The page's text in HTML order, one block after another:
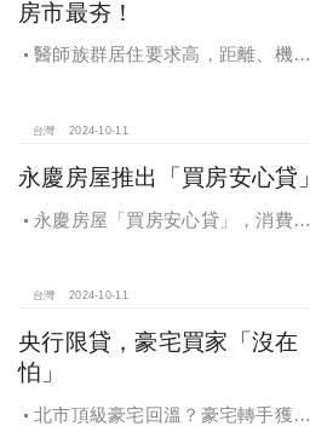
房市最夯！
醫師族群居住要求高，距離、機能
台灣 2024-10-11
永慶房屋推出「買房安心貸」
永慶房屋「買房安心貸」，消費者
產交易安全
台灣 2024-10-11
央行限貸，豪宅買家「沒在
怕」
北市頂級豪宅回溫？豪宅轉手獲利